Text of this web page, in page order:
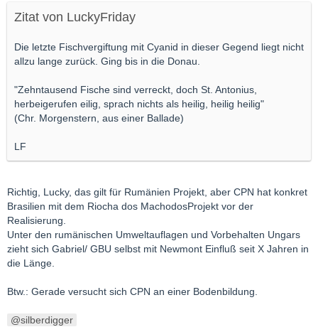
Zitat von LuckyFriday
Die letzte Fischvergiftung mit Cyanid in dieser Gegend liegt nicht
allzu lange zurück. Ging bis in die Donau.
"Zehntausend Fische sind verreckt, doch St. Antonius,
herbeigerufen eilig, sprach nichts als heilig, heilig heilig"
(Chr. Morgenstern, aus einer Ballade)
LF
Richtig, Lucky, das gilt für Rumänien Projekt, aber CPN hat konkret
Brasilien mit dem Riocha dos MachodosProjekt vor der
Realisierung.
Unter den rumänischen Umweltauflagen und Vorbehalten Ungars
zieht sich Gabriel/ GBU selbst mit Newmont Einfluß seit X Jahren in
die Länge.
Btw.: Gerade versucht sich CPN an einer Bodenbildung.
silberdigger